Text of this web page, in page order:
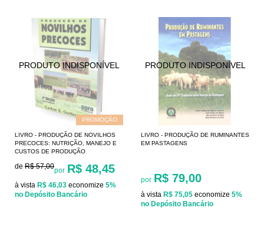
PROMOÇÃO
LIVRO - PRODUÇÃO DE NOVILHOS
PRECOCES: NUTRIÇÃO, MANEJO E
CUSTOS DE PRODUÇÃO
de R$ 57,00por R$ 48,45
à vista R$ 46,03 economize 5%
no Depósito Bancário
LIVRO - PRODUÇÃO DE RUMINANTES
EM PASTAGENS
por R$ 79,00
à vista R$ 75,05 economize 5%
no Depósito Bancário